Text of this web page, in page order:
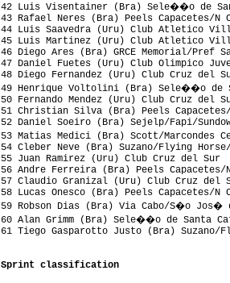
42 Luis Visentainer (Bra) Sele��o
43 Rafael Neres (Bra) Peels
44 Luis Saavedra (Uru) Club
45 Luis Martinez (Uru)
46 Diego Ares (Bra) GRCE Memorial/
47 Daniel Fuetes (Uru) Club
48 Diego Fernandez (Uru) Club
49 Henrique Voltolini (Bra)
50 Fernando Mendez (Uru) Club
51 Christian Silva (Bra) Peels
52 Daniel Soeiro (Bra) Sejelp/Fapi/
53 Matias Medici (Bra) Scott/
54 Cleber Neve (Bra) Suzano/
55 Juan Ramirez (Uru) Club Cruz
56 Andre Ferreira (Bra) Peels
57 Claudio Granizal (Uru) Club
58 Lucas Onesco (Bra) Peels
59 Robson Dias (Bra) Via Cabo/S�o
60 Alan Grimm (Bra) Sele��o de
61 Tiego Gasparotto Justo (Bra)
Sprint classification